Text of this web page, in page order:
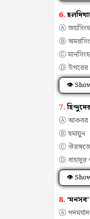
6.
Ⓐ জয়সিংহ
Ⓑ
Ⓒ মানসিংহ
Ⓓ উপরের
👁
7.
Ⓐ আকবর
Ⓑ হুমায়ুন
Ⓒ
Ⓓ বাহাদুর
👁
8.
Ⓐ পদমর্যাদা